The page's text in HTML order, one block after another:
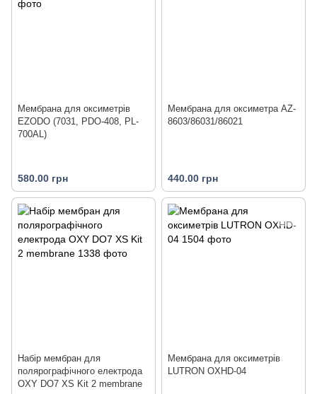
Мембрана для оксиметрів
EZODO (7031, PDO-408, PL-
700AL)
580.00 грн
Мембрана для оксиметра AZ-
8603/86031/86021
440.00 грн
Набір мембран для
полярографічного електрода
OXY DO7 XS Kit 2 membrane
Мембрана для оксиметрів
LUTRON OXHD-04